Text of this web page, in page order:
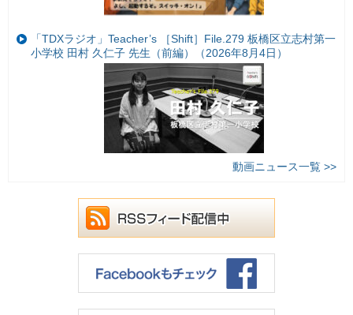
「TDXラジオ」Teacher’s ［Shift］File.279 板橋区立志村第一
小学校 田村 久仁子 先生（前編）（2026年8月4日）
動画ニュース一覧 >>